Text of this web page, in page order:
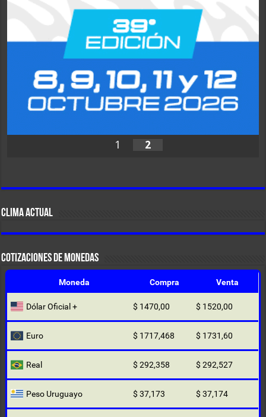
1 2
CLIMA ACTUAL
COTIZACIONES DE MONEDAS
Moneda Compra Venta
Dólar Oficial + $ 1470,00 $ 1520,00
Euro $ 1717,468 $ 1731,60
Real $ 292,358 $ 292,527
Peso Uruguayo $ 37,173 $ 37,174